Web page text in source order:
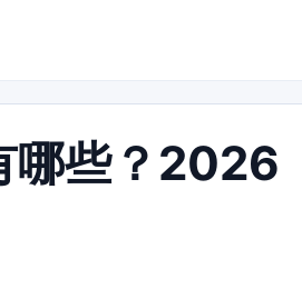
哪些？2026